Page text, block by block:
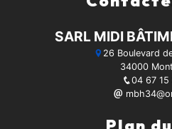
SARL MIDI
26 Boulevard
34000
04 67 15